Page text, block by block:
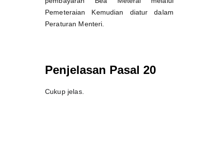
Pemeteraian Kemudian diatur dalam
Peraturan Menteri.
Penjelasan Pasal 20
Cukup jelas.